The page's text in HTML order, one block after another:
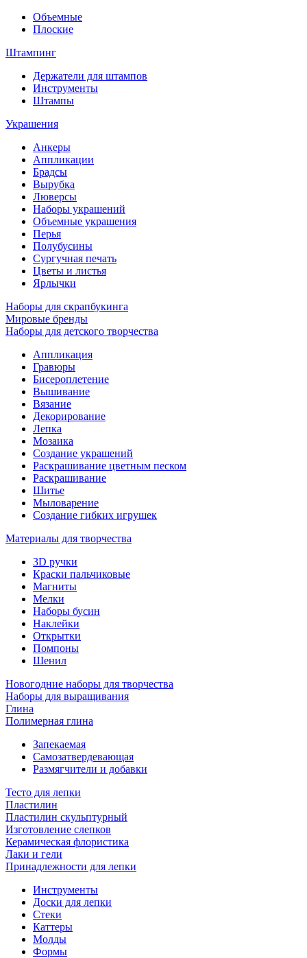
Объемные
Плоские
Штампинг
Держатели для штампов
Инструменты
Штампы
Украшения
Анкеры
Аппликации
Брадсы
Вырубка
Люверсы
Наборы украшений
Объемные украшения
Перья
Полубусины
Сургучная печать
Цветы и листья
Ярлычки
Наборы для скрапбукинга
Мировые бренды
Наборы для детского творчества
Аппликация
Гравюры
Бисероплетение
Вышивание
Вязание
Декорирование
Лепка
Мозаика
Создание украшений
Раскрашивание цветным песком
Раскрашивание
Шитье
Мыловарение
Создание гибких игрушек
Материалы для творчества
3D ручки
Краски пальчиковые
Магниты
Мелки
Наборы бусин
Наклейки
Открытки
Помпоны
Шенил
Новогодние наборы для творчества
Наборы для выращивания
Глина
Полимерная глина
Запекаемая
Самозатвердевающая
Размягчители и добавки
Тесто для лепки
Пластилин
Пластилин скульптурный
Изготовление слепков
Керамическая флористика
Лаки и гели
Принадлежности для лепки
Инструменты
Доски для лепки
Стеки
Каттеры
Молды
Формы